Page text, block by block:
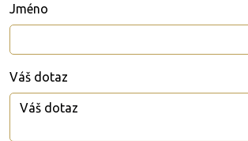
Jméno
Váš dotaz